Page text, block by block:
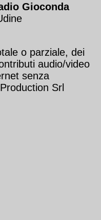
Gioconda
o parziale, dei
audio/video
senza
Srl